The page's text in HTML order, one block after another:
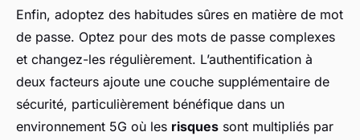
Enfin, adoptez des habitudes sûres en matière de mot
de passe. Optez pour des mots de passe complexes
et changez-les régulièrement. L’authentification à
deux facteurs ajoute une couche supplémentaire de
sécurité, particulièrement bénéfique dans un
environnement 5G où les risques sont multipliés par